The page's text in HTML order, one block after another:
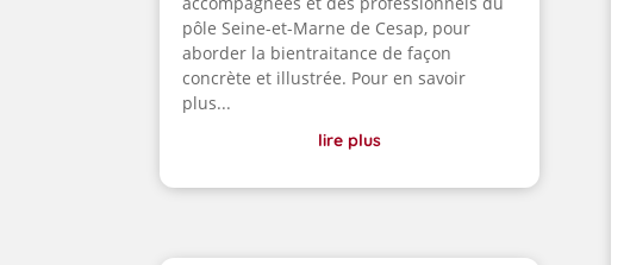
pôle Seine-et-Marne de Cesap, pour
aborder la bientraitance de façon
concrète et illustrée. Pour en savoir
plus...
lire plus